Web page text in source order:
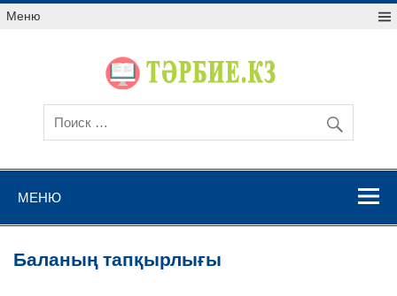
Меню
МЕНЮ
Баланың тапқырлығы